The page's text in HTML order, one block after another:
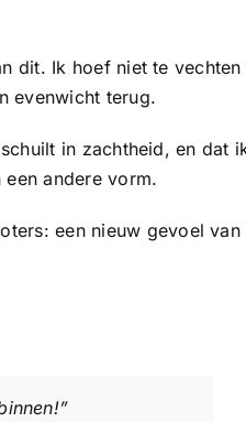
dit. Ik hoef niet te vechten
evenwicht terug.
in zachtheid, en dat
andere vorm.
een nieuw gevoel van